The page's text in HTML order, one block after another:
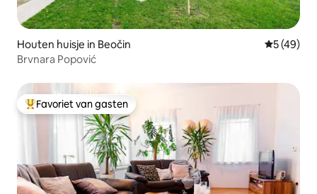
Houten huisje in Beočin
5 (49)
Brvnara Popović
Topfavoriet van gasten
Favoriet van gasten